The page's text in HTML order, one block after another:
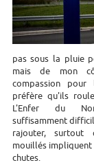
pas sous la pluie
mais de mon
compassion pour
préfère qu'ils
L'Enfer du
suffisamment
rajouter, surtout
mouillés
chutes.